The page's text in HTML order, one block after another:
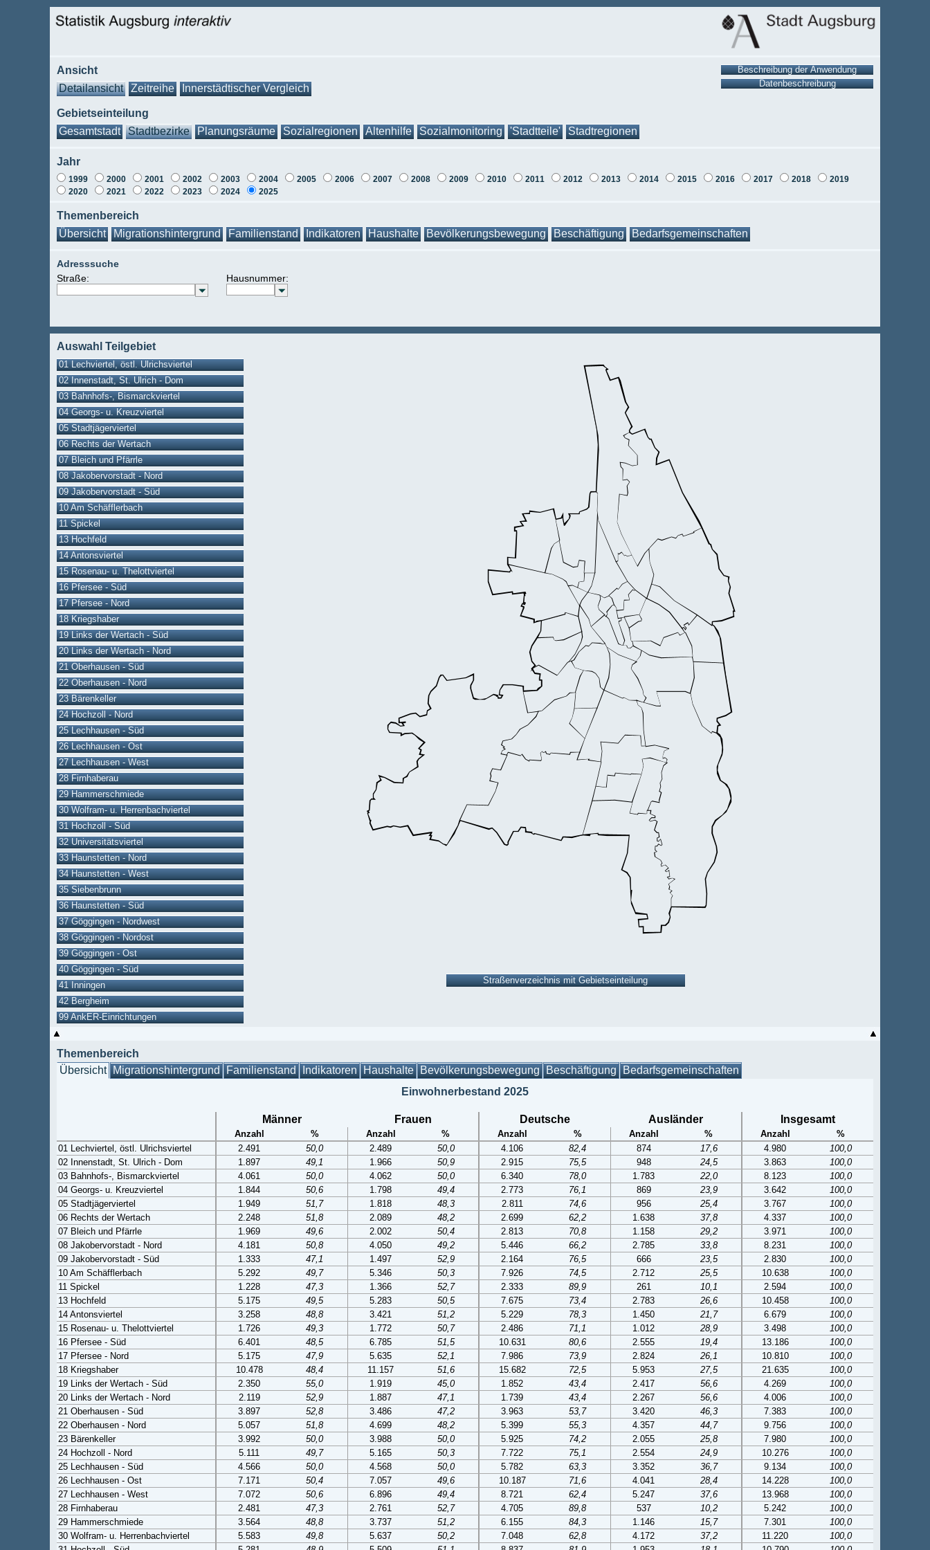
Ansicht
Detailansicht
Zeitreihe Innerstädtischer Vergleich
Gebietseinteilung
Gesamtstadt
Stadtbezirke Planungsräume Sozialregionen Altenhilfe Sozialmonitoring 'Stadtteile' Stadtregionen
Jahr
1999 2000 2001 2002 2003 2004 2005 2006 2007 2008 2009 2010 2011 2012 2013 2014 2015 2016 2017 2018
2019
2020
2021 2022 2023 2024 2025
Themenbereich
Übersicht
Migrationshintergrund Familienstand Indikatoren Haushalte Bevölkerungsbewegung Beschäftigung Bedarfsgemeinschaften
Adresssuche
Straße:
Hausnummer:
Auswahl Teilgebiet
01 Lechviertel, östl. Ulrichsviertel
02 Innenstadt, St. Ulrich - Dom
03 Bahnhofs-, Bismarckviertel
04 Georgs- u. Kreuzviertel
05 Stadtjägerviertel
06 Rechts der Wertach
07 Bleich und Pfärrle
08 Jakobervorstadt - Nord
09 Jakobervorstadt - Süd
10 Am Schäfflerbach
11 Spickel
13 Hochfeld
14 Antonsviertel
15 Rosenau- u. Thelottviertel
16 Pfersee - Süd
17 Pfersee - Nord
18 Kriegshaber
19 Links der Wertach - Süd
20 Links der Wertach - Nord
21 Oberhausen - Süd
22 Oberhausen - Nord
23 Bärenkeller
24 Hochzoll - Nord
25 Lechhausen - Süd
26 Lechhausen - Ost
27 Lechhausen - West
28 Firnhaberau
29 Hammerschmiede
30 Wolfram- u. Herrenbachviertel
31 Hochzoll - Süd
32 Universitätsviertel
33 Haunstetten - Nord
34 Haunstetten - West
35 Siebenbrunn
36 Haunstetten - Süd
37 Göggingen - Nordwest
38 Göggingen - Nordost
39 Göggingen - Ost
40 Göggingen - Süd
41 Inningen
42 Bergheim
99 AnkER-Einrichtungen
Themenbereich
Übersicht Migrationshintergrund Familienstand Indikatoren Haushalte Bevölkerungsbewegung Beschäftigung Bedarfsgemeinschaften
Einwohnerbestand 2025
Männer Frauen Deutsche Ausländer Insgesamt
Anzahl % Anzahl % Anzahl % Anzahl % Anzahl
%
01 Lechviertel, östl. Ulrichsviertel
2.491 50,0 2.489 50,0 4.106 82,4 874 17,6 4.980
100,0
02 Innenstadt, St. Ulrich - Dom
1.897 49,1 1.966 50,9 2.915 75,5 948 24,5 3.863
100,0
03 Bahnhofs-, Bismarckviertel
4.061 50,0 4.062 50,0 6.340 78,0 1.783 22,0 8.123
100,0
04 Georgs- u. Kreuzviertel
1.844 50,6 1.798 49,4 2.773 76,1 869 23,9 3.642
100,0
05 Stadtjägerviertel
1.949 51,7 1.818 48,3 2.811 74,6 956 25,4 3.767
100,0
06 Rechts der Wertach
2.248 51,8 2.089 48,2 2.699 62,2 1.638 37,8 4.337
100,0
07 Bleich und Pfärrle
1.969 49,6 2.002 50,4 2.813 70,8 1.158 29,2 3.971
100,0
08 Jakobervorstadt - Nord
4.181 50,8 4.050 49,2 5.446 66,2 2.785 33,8 8.231
100,0
09 Jakobervorstadt - Süd
1.333 47,1 1.497 52,9 2.164 76,5 666 23,5 2.830
100,0
10 Am Schäfflerbach
5.292 49,7 5.346 50,3 7.926 74,5 2.712 25,5 10.638
100,0
11 Spickel
1.228 47,3 1.366 52,7 2.333 89,9 261 10,1 2.594
100,0
13 Hochfeld
5.175 49,5 5.283 50,5 7.675 73,4 2.783 26,6 10.458
100,0
14 Antonsviertel
3.258 48,8 3.421 51,2 5.229 78,3 1.450 21,7 6.679
100,0
15 Rosenau- u. Thelottviertel
1.726 49,3 1.772 50,7 2.486 71,1 1.012 28,9 3.498
100,0
16 Pfersee - Süd
6.401 48,5 6.785 51,5 10.631 80,6 2.555 19,4 13.186
100,0
17 Pfersee - Nord
5.175 47,9 5.635 52,1 7.986 73,9 2.824 26,1 10.810
100,0
18 Kriegshaber
10.478 48,4 11.157 51,6 15.682 72,5 5.953 27,5 21.635
100,0
19 Links der Wertach - Süd
2.350 55,0 1.919 45,0 1.852 43,4 2.417 56,6 4.269
100,0
20 Links der Wertach - Nord
2.119 52,9 1.887 47,1 1.739 43,4 2.267 56,6 4.006
100,0
21 Oberhausen - Süd
3.897 52,8 3.486 47,2 3.963 53,7 3.420 46,3 7.383
100,0
22 Oberhausen - Nord
5.057 51,8 4.699 48,2 5.399 55,3 4.357 44,7 9.756
100,0
23 Bärenkeller
3.992 50,0 3.988 50,0 5.925 74,2 2.055 25,8 7.980
100,0
24 Hochzoll - Nord
5.111 49,7 5.165 50,3 7.722 75,1 2.554 24,9 10.276
100,0
25 Lechhausen - Süd
4.566 50,0 4.568 50,0 5.782 63,3 3.352 36,7 9.134
100,0
26 Lechhausen - Ost
7.171 50,4 7.057 49,6 10.187 71,6 4.041 28,4 14.228
100,0
27 Lechhausen - West
7.072 50,6 6.896 49,4 8.721 62,4 5.247 37,6 13.968
100,0
28 Firnhaberau
2.481 47,3 2.761 52,7 4.705 89,8 537 10,2 5.242
100,0
29 Hammerschmiede
3.564 48,8 3.737 51,2 6.155 84,3 1.146 15,7 7.301
100,0
30 Wolfram- u. Herrenbachviertel
5.583 49,8 5.637 50,2 7.048 62,8 4.172 37,2 11.220
100,0